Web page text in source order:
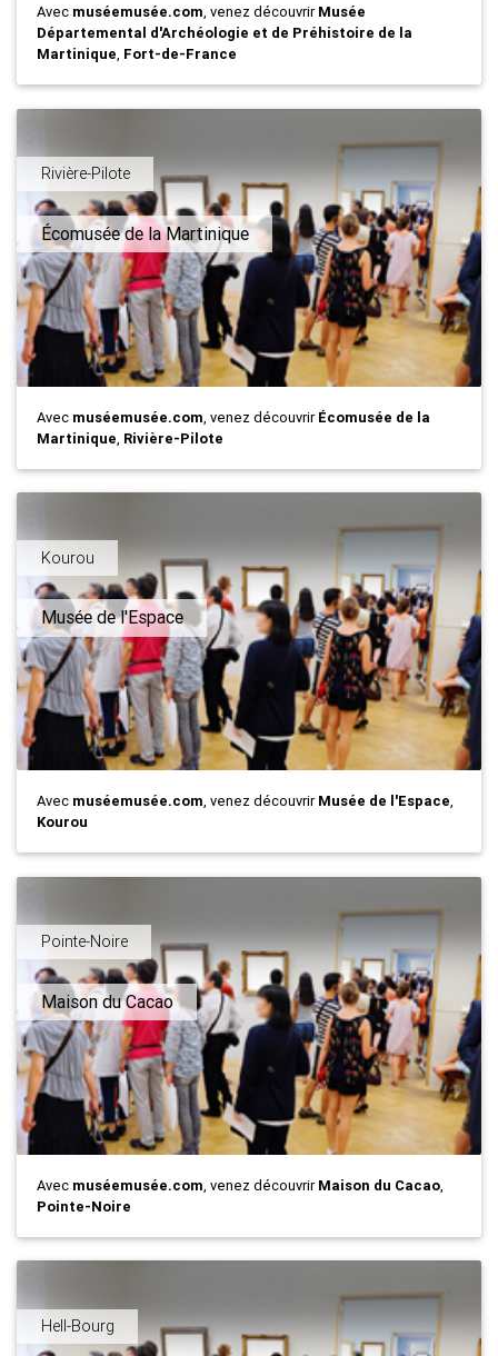
Avec muséemusée.com, venez découvrirMusée
Départemental d'Archéologie et de Préhistoire de la
Martinique, Fort-de-France
Rivière-Pilote
Écomusée de la Martinique
Avec muséemusée.com, venez découvrirÉcomusée de la
Martinique, Rivière-Pilote
Kourou
Musée de l'Espace
Avec muséemusée.com, venez découvrirMusée de l'Espace,
Kourou
Pointe-Noire
Maison du Cacao
Avec muséemusée.com, venez découvrirMaison du Cacao,
Pointe-Noire
Hell-Bourg